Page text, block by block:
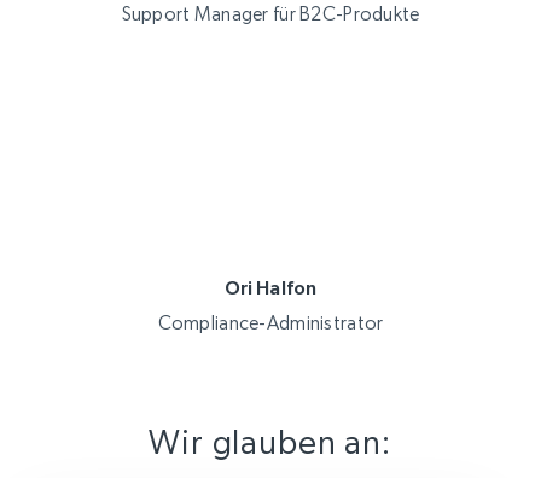
Support Manager für B2C-Produkte
Ori Halfon
Compliance-Administrator
Wir glauben an: